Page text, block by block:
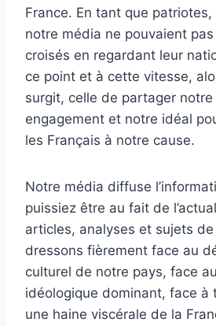
France. En tant que
notre média ne pouvaient
croisés en regardant leur
ce point et à cette vitesse,
surgit, celle de partager
engagement et notre idéal
les Français à notre cause.
Notre média diffuse
puissiez être au fait de
articles, analyses et sujets
dressons fièrement face au
culturel de notre pays, face
idéologique dominant, face à
une haine viscérale de la